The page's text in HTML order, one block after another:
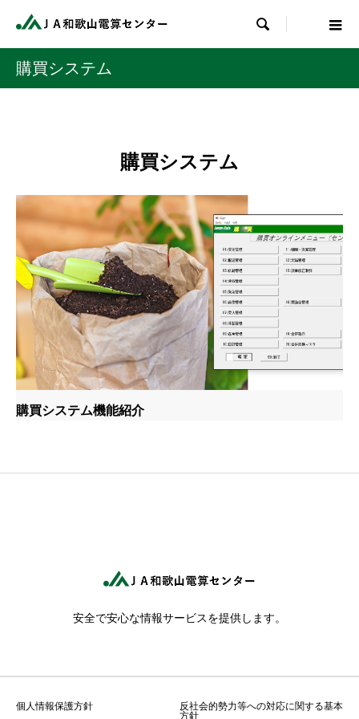

購買システム
購買システム
購買システム機能紹介
安全で安心な情報サービスを提供します。
個人情報保護方針 反社会的勢力等への対応に関する基本
方針